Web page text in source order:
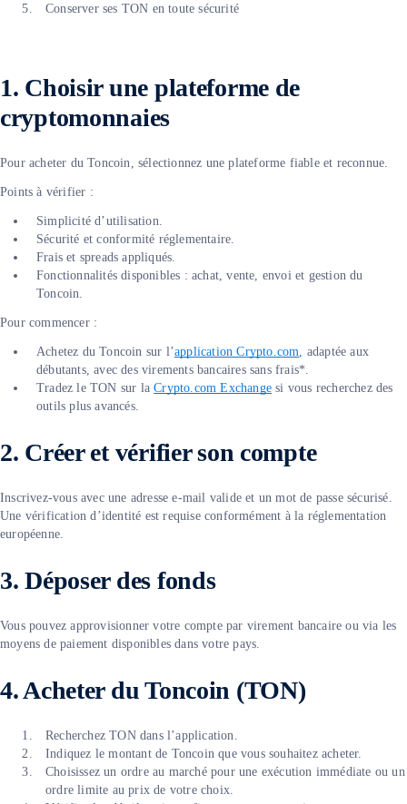
Conserver ses TON en toute sécurité
1. Choisir une plateforme de
cryptomonnaies
Pour acheter du Toncoin, sélectionnez une plateforme fiable et reconnue.
Points à vérifier :
Simplicité d’utilisation.
Sécurité et conformité réglementaire.
Frais et spreads appliqués.
Fonctionnalités disponibles : achat, vente, envoi et gestion du
Toncoin.
Pour commencer :
Achetez du Toncoin sur l’application Crypto.com , adaptée aux
débutants, avec des virements bancaires sans frais*.
Tradez le TON sur laCrypto.com Exchange si vous recherchez des
outils plus avancés.
2. Créer et vérifier son compte
Inscrivez-vous avec une adresse e-mail valide et un mot de passe sécurisé.
Une vérification d’identité est requise conformément à la réglementation
européenne.
3. Déposer des fonds
Vous pouvez approvisionner votre compte par virement bancaire ou via les
moyens de paiement disponibles dans votre pays.
4. Acheter du Toncoin (TON)
Recherchez TON dans l’application.
Indiquez le montant de Toncoin que vous souhaitez acheter.
Choisissez un ordre au marché pour une exécution immédiate ou un
ordre limite au prix de votre choix.